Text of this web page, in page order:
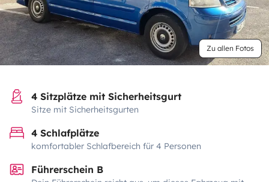
Zu allen Fotos
4 Sitzplätze mit Sicherheitsgurt
Sitze mit Sicherheitsgurten
4 Schlafplätze
komfortabler Schlafbereich für 4 Personen
Führerschein B